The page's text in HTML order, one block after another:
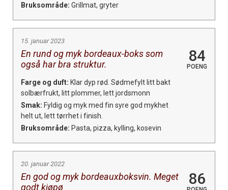
Bruksområde: Grillmat, gryter
15. januar 2023
En rund og myk bordeaux-boks som
også har bra struktur.
84
POENG
Farge og duft: Klar dyp rød. Sødmefylt litt bakt
solbærfrukt, litt plommer, lett jordsmonn
Smak: Fyldig og myk med fin syre god mykhet
helt ut, lett tørrhet i finish.
Bruksområde: Pasta, pizza, kylling, kosevin
20. januar 2022
En god og myk bordeauxboksvin. Meget
godt kjøpø
86